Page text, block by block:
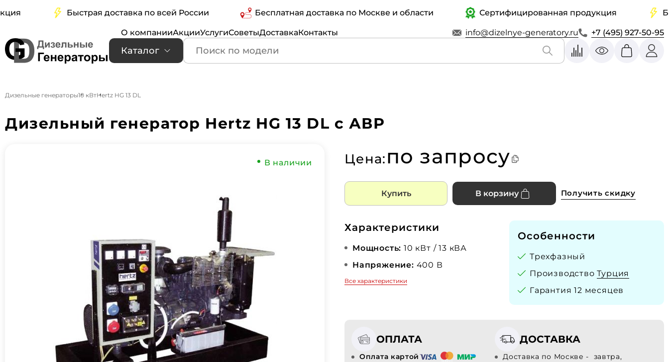
Быстрая доставка по всей России Бесплатная доставка по Москве и области Сертифицированная продукция
О компанииАкцииУслугиСоветыДоставкаКонтакты info@dizelnye-generatory.ru +7 (495) 927-50-95
Каталог
Дизельные генераторы10 кВтHertz HG 13 DL
Дизельный генератор Hertz HG 13 DL с АВР
В наличии Цена:по запросу
Купить В корзину Получить скидку
Характеристики
Мощность: 10 кВт / 13 кВА
Напряжение: 400 В
Все характеристики
Особенности
Трехфазный
ПроизводствоТурция
Гарантия 12 месяцев
ОПЛАТА
Оплата картой
ДОСТАВКА
Доставка по Москве - завтра,